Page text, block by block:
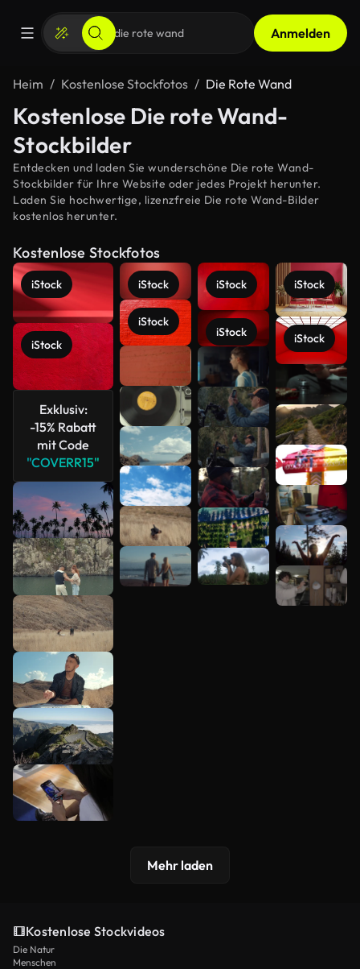
Anmelden
Heim Kostenlose Stockfotos Die Rote Wand
Kostenlose Die rote Wand-
Stockbilder
Entdecken und laden Sie wunderschöne Die rote Wand-
Stockbilder für Ihre Website oder jedes Projekt herunter.
Laden Sie hochwertige, lizenzfreie Die rote Wand-Bilder
kostenlos herunter.
Kostenlose Stockfotos
iStock
iStock
Exklusiv:
-15% Rabatt
mit Code
"COVERR15"
iStock
iStock
iStock
iStock
iStock
iStock
Mehr
anzeigen
Mehr laden
Kostenlose Stockvideos
Die Natur
Menschen